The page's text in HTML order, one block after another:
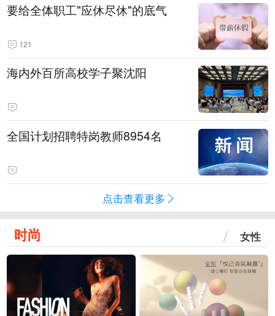
要给全体职工"应休尽休"的底气
121
海内外百所高校学子聚沈阳
全国计划招聘特岗教师8954名
点击查看更多
时尚 女性